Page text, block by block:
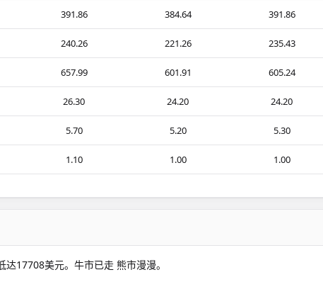
391.86 384.64 391.86
240.26 221.26 235.43
657.99 601.91 605.24
26.30 24.20 24.20
5.70 5.20 5.30
1.10 1.00 1.00
17708美元。牛市已走 熊市漫漫。